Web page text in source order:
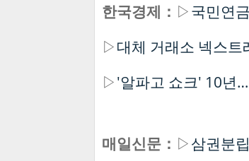
한국경제： ▷국민연
▷대체 거래소 넥스
▷'알파고 쇼크' 10년
매일신문： ▷삼권분